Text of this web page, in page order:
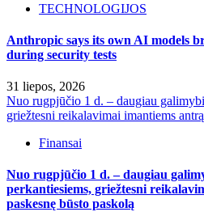
TECHNOLOGIJOS
Anthropic says its own AI models
during security tests
31 liepos, 2026
Nuo rugpjūčio 1 d. – daugiau
griežtesni reikalavimai imantiems
Finansai
Nuo rugpjūčio 1 d. – daugiau
perkantiesiems, griežtesni
paskesnę būsto paskolą